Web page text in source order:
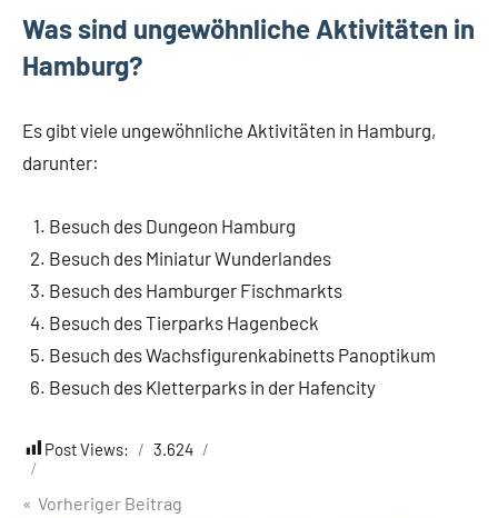
Was sind ungewöhnliche Aktivitäten in
Hamburg?
Es gibt viele ungewöhnliche Aktivitäten in Hamburg,
darunter:
Besuch des Dungeon Hamburg
Besuch des Miniatur Wunderlandes
Besuch des Hamburger Fischmarkts
Besuch des Tierparks Hagenbeck
Besuch des Wachsfigurenkabinetts Panoptikum
Besuch des Kletterparks in der Hafencity
Post Views: 3.624
Beitragsnavigation
Vorheriger Beitrag